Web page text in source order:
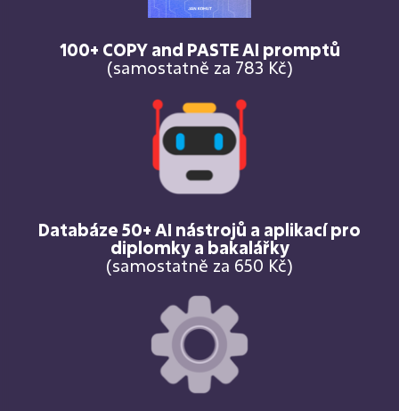
100+ COPY and PASTE AI promptů
(samostatně za 783 Kč)
Databáze 50+ AI nástrojů a aplikací pro
diplomky a bakalářky
(samostatně za 650 Kč)